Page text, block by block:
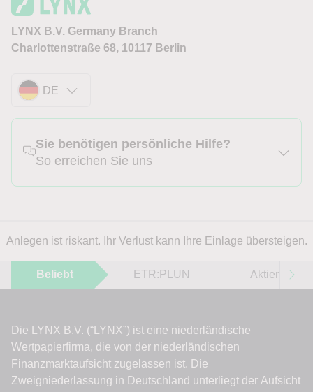
LYNX B.V. Germany Branch
Charlottenstraße 68, 10117 Berlin
DE
Sie benötigen persönliche Hilfe?
So erreichen Sie uns
Anlegen ist riskant. Ihr Verlust kann Ihre Einlage übersteigen.
Beliebt ETR:PLUN Aktien im